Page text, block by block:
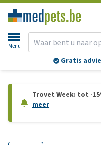
Menu
Gratis
Trovet Week: tot -
meer